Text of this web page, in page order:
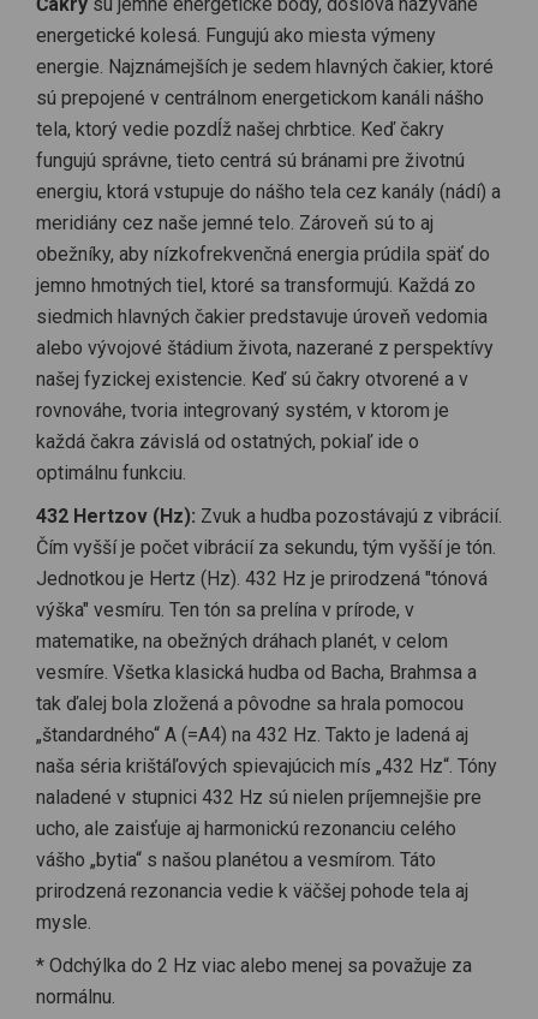
energetické kolesá. Fungujú ako miesta výmeny
energie. Najznámejších je sedem hlavných čakier, ktoré
sú prepojené v centrálnom energetickom kanáli nášho
tela, ktorý vedie pozdĺž našej chrbtice. Keď čakry
fungujú správne, tieto centrá sú bránami pre životnú
energiu, ktorá vstupuje do nášho tela cez kanály (nádí) a
meridiány cez naše jemné telo. Zároveň sú to aj
obežníky, aby nízkofrekvenčná energia prúdila späť do
jemno hmotných tiel, ktoré sa transformujú. Každá zo
siedmich hlavných čakier predstavuje úroveň vedomia
alebo vývojové štádium života, nazerané z perspektívy
našej fyzickej existencie. Keď sú čakry otvorené a v
rovnováhe, tvoria integrovaný systém, v ktorom je
každá čakra závislá od ostatných, pokiaľ ide o
optimálnu funkciu.
432 Hertzov (Hz): Zvuk a hudba pozostávajú z vibrácií.
Čím vyšší je počet vibrácií za sekundu, tým vyšší je tón.
Jednotkou je Hertz (Hz). 432 Hz je prirodzená "tónová
výška" vesmíru. Ten tón sa prelína v prírode, v
matematike, na obežných dráhach planét, v celom
vesmíre. Všetka klasická hudba od Bacha, Brahmsa a
tak ďalej bola zložená a pôvodne sa hrala pomocou
„štandardného“ A (=A4) na 432 Hz. Takto je ladená aj
naša séria krištáľových spievajúcich mís „432 Hz“. Tóny
naladené v stupnici 432 Hz sú nielen príjemnejšie pre
ucho, ale zaisťuje aj harmonickú rezonanciu celého
vášho „bytia“ s našou planétou a vesmírom. Táto
prirodzená rezonancia vedie k väčšej pohode tela aj
mysle.
* Odchýlka do 2 Hz viac alebo menej sa považuje za
normálnu.